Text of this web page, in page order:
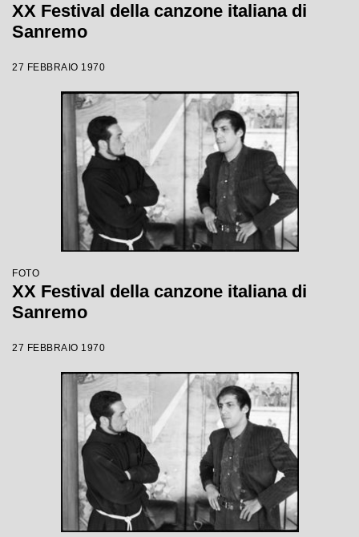
XX Festival della canzone italiana di
Sanremo
27 FEBBRAIO 1970
FOTO
XX Festival della canzone italiana di
Sanremo
27 FEBBRAIO 1970